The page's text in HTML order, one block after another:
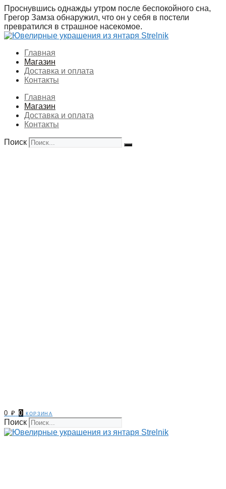
Перейти
к
содержимому
Проснувшись однажды утром после беспокойного сна,
Грегор Замза обнаружил, что он у себя в постели
превратился в страшное насекомое.
Главная
Магазин
Доставка и оплата
Контакты
Главная
Магазин
Доставка и оплата
Контакты
Поиск
0₽ 0 корзина
Поиск